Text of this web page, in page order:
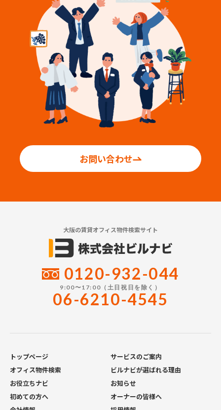
お問い合わせ
大阪の賃貸オフィス物件検索サイト
0120-932-044
9:00〜17:00（土日祝日を除く）
06-6210-4545
トップページ
サービスのご案内
オフィス物件検索
ビルナビが選ばれる理由
お役立ちナビ
お知らせ
初めての方へ
オーナーの皆様へ